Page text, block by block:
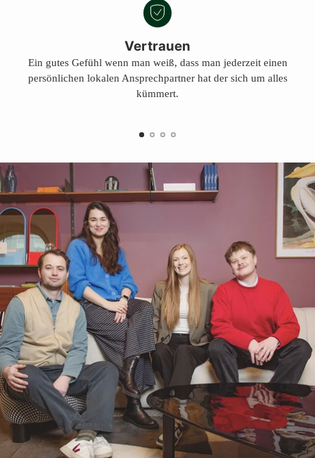
Vertrauen
Ein gutes Gefühl wenn man weiß, dass man jederzeit einen
persönlichen lokalen Ansprechpartner hat der sich um alles
kümmert.